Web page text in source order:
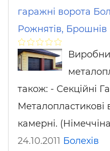
гаражні ворота
Рожнятів, Брошнів
також: - Секційні
Металопластикові
камерні.
24.10.2011 Болехів